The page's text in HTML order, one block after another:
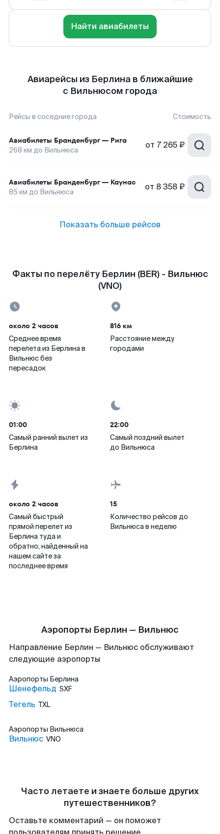
Найти авиабилеты
Авиарейсы из Берлина в ближайшие
с Вильнюсом города
Рейсы в соседние города Стоимость
Авиабилеты Бранденбург— Рига
268 км до Вильнюса от 7 265 ₽
Авиабилеты Бранденбург— Каунас
85 км до Вильнюса от 8 358 ₽
Показать больше рейсов
Факты по перелёту Берлин (BER) - Вильнюс
(VNO)
около 2 часов
Среднее время
перелета из Берлина в
Вильнюс без
пересадок
816 км
Расстояние между
городами
01:00
Самый ранний вылет из
Берлина
22:00
Самый поздний вылет
до Вильнюса
около 2 часов
Самый быстрый
прямой перелет из
Берлина туда и
обратно, найденный на
нашем сайте за
последнее время
15
Количество рейсов до
Вильнюса в неделю
Аэропорты Берлин — Вильнюс
Направление Берлин — Вильнюс обслуживают
следующие аэропорты
Аэропорты Берлина
Шенефельд SXF
Тегель TXL
Аэропорты Вильнюса
Вильнюс VNO
Часто летаете и знаете больше других
путешественников?
Оставьте комментарий — он поможет